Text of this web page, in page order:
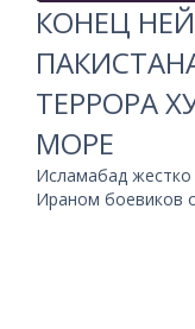
КОНЕЦ
ТЕРРОРА
МОРЕ
Исламабад
Ираном боевиков